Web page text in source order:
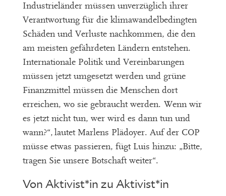
Industrieländer müssen unverzüglich ihrer
Verantwortung für die klimawandelbedingten
Schäden und Verluste nachkommen, die den
am meisten gefährdeten Ländern entstehen.
Internationale Politik und Vereinbarungen
müssen jetzt umgesetzt werden und grüne
Finanzmittel müssen die Menschen dort
erreichen, wo sie gebraucht werden. Wenn wir
es jetzt nicht tun, wer wird es dann tun und
wann?“, lautet Marlens Plädoyer. Auf der COP
müsse etwas passieren, fügt Luis hinzu: „Bitte,
tragen Sie unsere Botschaft weiter“.
Von Aktivist*in zu Aktivist*in